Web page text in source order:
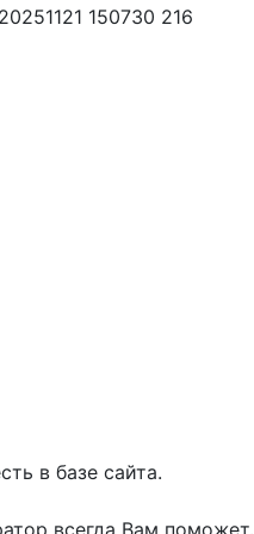
в базе сайта.
всегда Вам поможет.